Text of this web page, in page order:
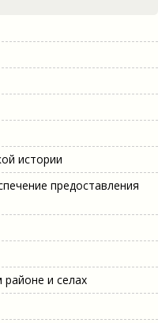
истории
предоставления
районе и селах